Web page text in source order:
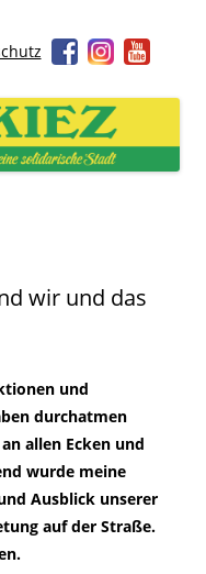
solidarische Stadt
wir und das
und
durchatmen
allen Ecken und
wurde meine
Ausblick unserer
auf der Straße.